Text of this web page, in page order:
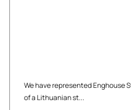
We have represented Enghouse
of a Lithuanian st...